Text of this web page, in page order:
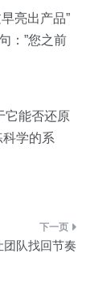
亮出产品”
：”您之前
它能否还原
学的系
队找回节奏